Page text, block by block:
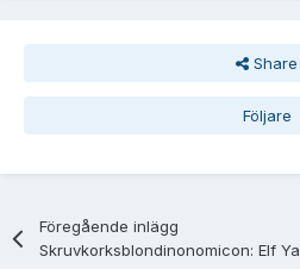
Share
Följare
Föregående inlägg
Skruvkorksblondinonomicon: Elf